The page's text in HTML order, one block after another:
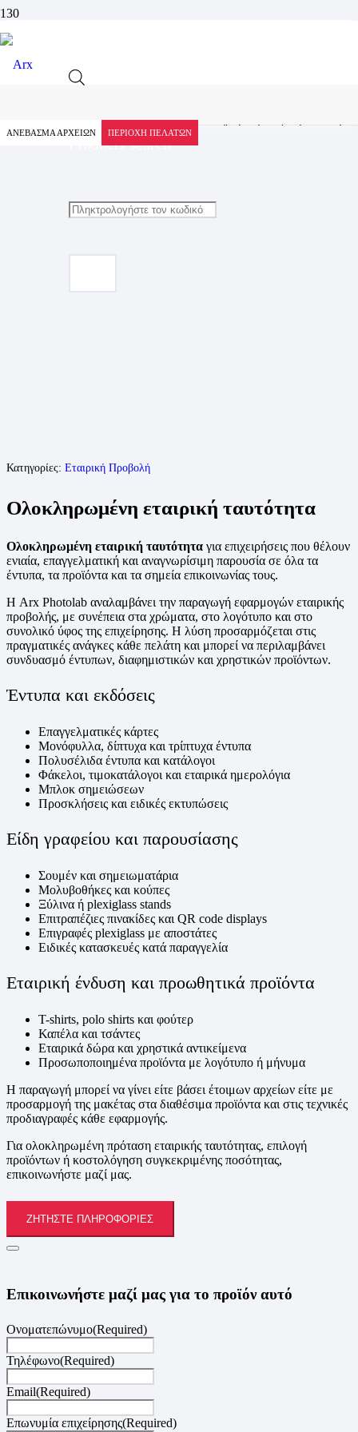
Products search
ΑΝΕΒΑΣΜΑ ΑΡΧΕΙΩΝ ΠΕΡΙΟΧΗ ΠΕΛΑΤΩΝ
Προϊόν
Ολοκληρωμένη εταιρική ταυτότητα
Κατηγορίες: Εταιρική Προβολή
Ολοκληρωμένη εταιρική ταυτότητα
Ολοκληρωμένη εταιρική ταυτότητα για επιχειρήσεις που θέλουν
ενιαία, επαγγελματική και αναγνωρίσιμη παρουσία σε όλα τα
έντυπα, τα προϊόντα και τα σημεία επικοινωνίας τους.
Η Arx Photolab αναλαμβάνει την παραγωγή εφαρμογών εταιρικής
προβολής, με συνέπεια στα χρώματα, στο λογότυπο και στο
συνολικό ύφος της επιχείρησης. Η λύση προσαρμόζεται στις
πραγματικές ανάγκες κάθε πελάτη και μπορεί να περιλαμβάνει
συνδυασμό έντυπων, διαφημιστικών και χρηστικών προϊόντων.
Έντυπα και εκδόσεις
Επαγγελματικές κάρτες
Μονόφυλλα, δίπτυχα και τρίπτυχα έντυπα
Πολυσέλιδα έντυπα και κατάλογοι
Φάκελοι, τιμοκατάλογοι και εταιρικά ημερολόγια
Μπλοκ σημειώσεων
Προσκλήσεις και ειδικές εκτυπώσεις
Είδη γραφείου και παρουσίασης
Σουμέν και σημειωματάρια
Μολυβοθήκες και κούπες
Ξύλινα ή plexiglass stands
Επιτραπέζιες πινακίδες και QR code displays
Επιγραφές plexiglass με αποστάτες
Ειδικές κατασκευές κατά παραγγελία
Εταιρική ένδυση και προωθητικά προϊόντα
T-shirts, polo shirts και φούτερ
Καπέλα και τσάντες
Εταιρικά δώρα και χρηστικά αντικείμενα
Προσωποποιημένα προϊόντα με λογότυπο ή μήνυμα
Η παραγωγή μπορεί να γίνει είτε βάσει έτοιμων αρχείων είτε με
προσαρμογή της μακέτας στα διαθέσιμα προϊόντα και στις τεχνικές
προδιαγραφές κάθε εφαρμογής.
Για ολοκληρωμένη πρόταση εταιρικής ταυτότητας, επιλογή
προϊόντων ή κοστολόγηση συγκεκριμένης ποσότητας,
επικοινωνήστε μαζί μας.
ΖΗΤΉΣΤΕ ΠΛΗΡΟΦΟΡΊΕΣ
Επικοινωνήστε μαζί μας για το προϊόν αυτό
Ονοματεπώνυμο(Required)
Τηλέφωνο(Required)
Email(Required)
Επωνυμία επιχείρησης(Required)